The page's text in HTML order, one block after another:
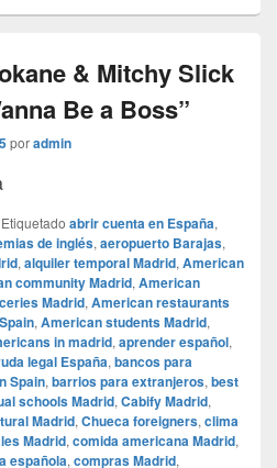
& Mitchy Slick
Be a Boss”
poradmin
Etiquetado abrir cuenta en España,
de inglés, aeropuerto Barajas,
, alquiler temporal Madrid, American
community Madrid, American
Madrid, American restaurants
, American students Madrid,
in madrid, aprender español,
legal España, bancos para
Spain, barrios para extranjeros, best
schools Madrid, Cabify Madrid,
Madrid, Chueca foreigners, clima
Madrid, comida americana Madrid,
española, compras Madrid,